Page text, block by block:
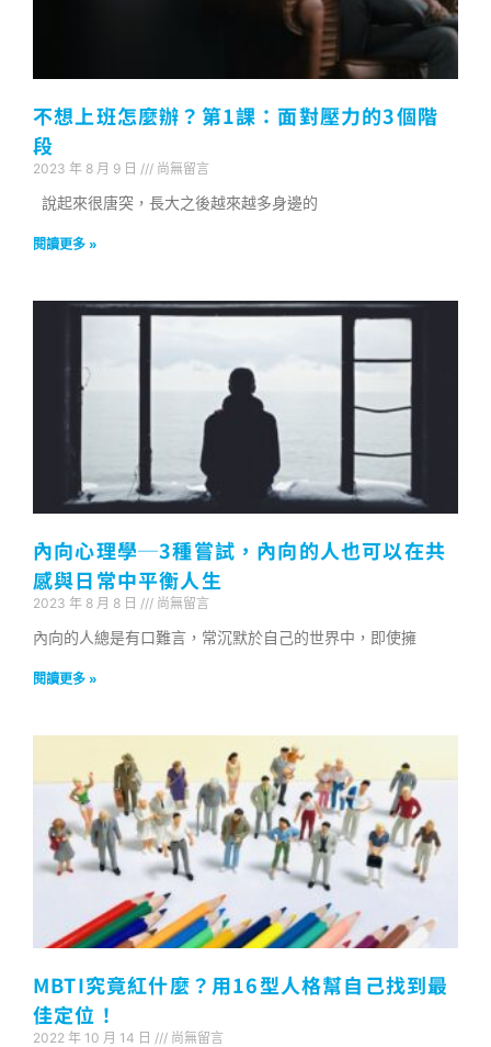
不想上班怎麼辦？第1課：面對壓力的3個階
段
2023 年 8 月 9 日 尚無留言
說起來很唐突，長大之後越來越多身邊的
閱讀更多 »
內向心理學─3種嘗試，內向的人也可以在共
感與日常中平衡人生
2023 年 8 月 8 日 尚無留言
內向的人總是有口難言，常沉默於自己的世界中，即使擁
閱讀更多 »
MBTI究竟紅什麼？用16型人格幫自己找到最
佳定位！
2022 年 10 月 14 日 尚無留言